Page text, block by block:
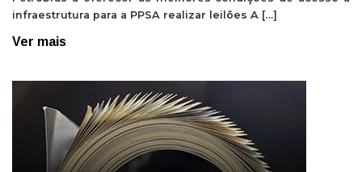
infraestrutura para a PPSA realizar leilões A […]
Ver mais